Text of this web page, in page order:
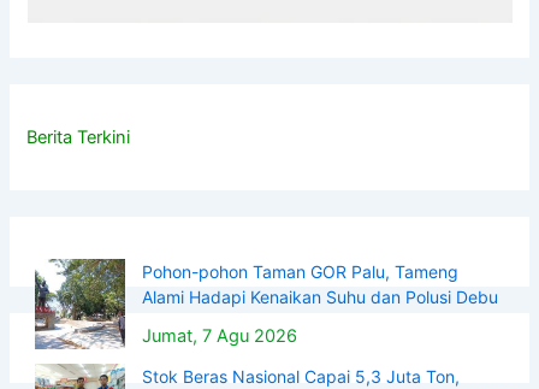
Berita Terkini
Pohon-pohon Taman GOR Palu, Tameng
Alami Hadapi Kenaikan Suhu dan Polusi Debu
Jumat, 7 Agu 2026
Stok Beras Nasional Capai 5,3 Juta Ton,